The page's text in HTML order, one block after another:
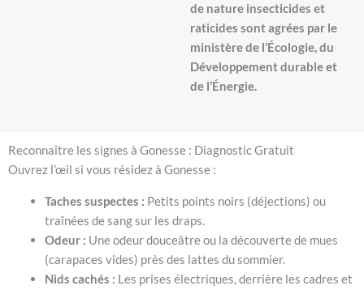
de nature insecticides et
raticides sont agrées par le
ministère de l’Écologie, du
Développement durable et
de l’Énergie.
Reconnaître les signes à Gonesse : Diagnostic Gratuit
Ouvrez l’œil si vous résidez à Gonesse :
Taches suspectes : Petits points noirs (déjections) ou
traînées de sang sur les draps.
Odeur : Une odeur douceâtre ou la découverte de mues
(carapaces vides) près des lattes du sommier.
Nids cachés : Les prises électriques, derrière les cadres et